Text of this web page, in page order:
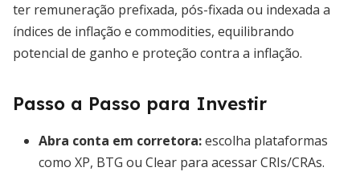
ter remuneração prefixada, pós-fixada ou indexada a
índices de inflação e commodities, equilibrando
potencial de ganho e proteção contra a inflação.
Passo a Passo para Investir
Abra conta em corretora:escolha plataformas
como XP, BTG ou Clear para acessar CRIs/CRAs.